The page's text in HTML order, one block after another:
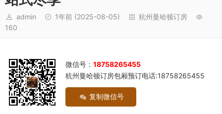
admin 1年前 (2025-08-05)
杭州曼哈顿订房
160
微信号： 18758265455
杭州曼哈顿订房包厢预订电话:18758265455
复制微信号